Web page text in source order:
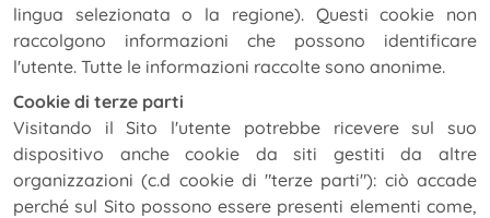
lingua selezionata o la regione). Questi cookie non
raccolgono informazioni che possono identificare
l'utente. Tutte le informazioni raccolte sono anonime.
Cookie di terze parti
Visitando il Sito l'utente potrebbe ricevere sul suo
dispositivo anche cookie da siti gestiti da altre
organizzazioni (c.d cookie di "terze parti"): ciò accade
perché sul Sito possono essere presenti elementi come,